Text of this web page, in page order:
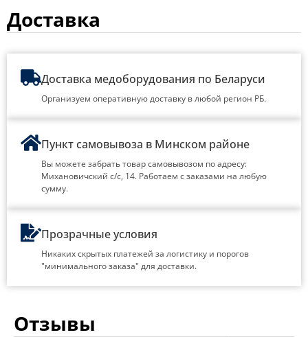
Доставка
Доставка медоборудования по Беларуси
Организуем оперативную доставку в любой регион РБ.
Пункт самовывоза в Минском районе
Вы можете забрать товар самовывозом по адресу:
Михановичский с/с, 14. Работаем с заказами на любую
сумму.
Прозрачные условия
Никаких скрытых платежей за логистику и порогов
"минимального заказа" для доставки.
Отзывы